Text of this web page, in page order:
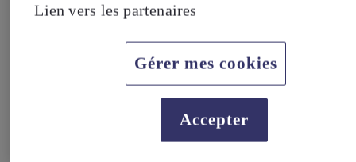
Pneus
Réparation
Campagne de rappel
SERVICES CONNECTES
My Lexus
Lexus Link+
Apple Carplay & Android Auto
Lien vers les partenaires
Gérer mes cookies
Accepter